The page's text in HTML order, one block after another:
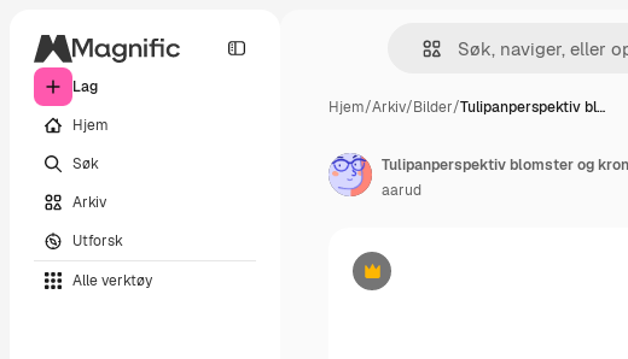
Lag
Hjem
Søk
Arkiv
Utforsk
Alle verktøy
Hjem/Arkiv/Bilder/Tulipanperspektiv bl…
Premium
Tulipanperspektiv blomster og
aarud